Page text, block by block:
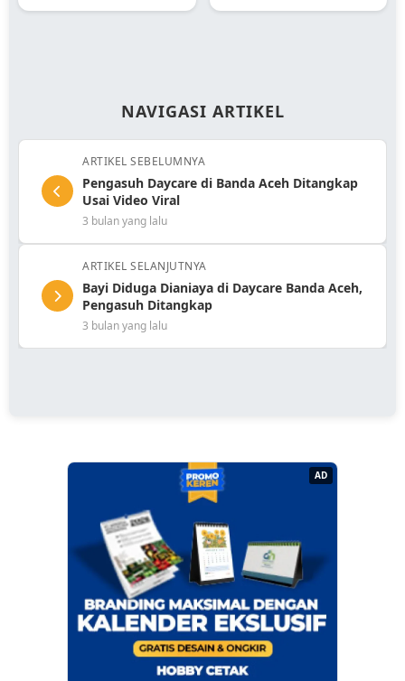
NAVIGASI ARTIKEL
ARTIKEL SEBELUMNYA
Pengasuh Daycare di Banda Aceh Ditangkap
Usai Video Viral
3 bulan yang lalu
ARTIKEL SELANJUTNYA
Bayi Diduga Dianiaya di Daycare Banda Aceh,
Pengasuh Ditangkap
3 bulan yang lalu
AD